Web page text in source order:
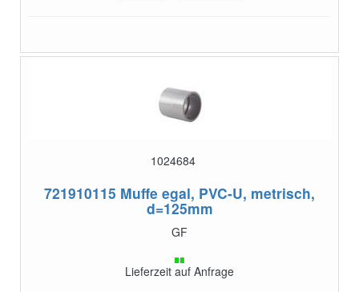
1024684
721910115 Muffe egal, PVC-U, metrisch,
d=125mm
GF
Lieferzeit auf Anfrage